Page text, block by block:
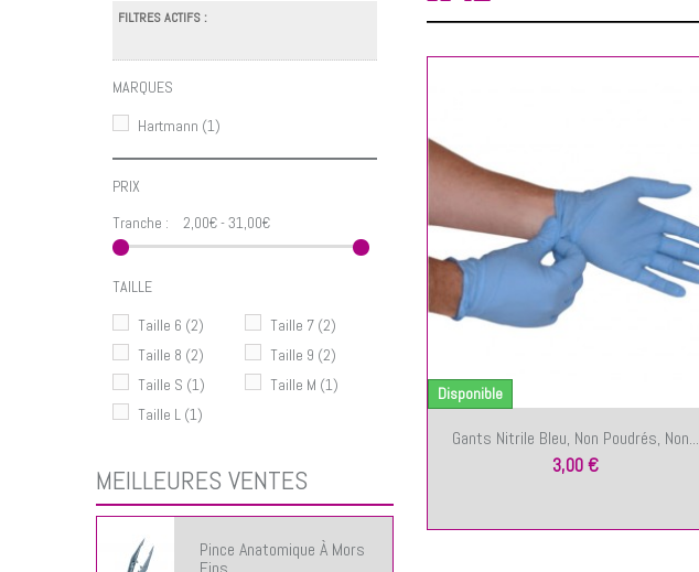
FILTRES ACTIFS :
MARQUES
Hartmann (1)
PRIX
Tranche :
2,00€ - 31,00€
TAILLE
Taille 6 (2) Taille 7 (2)
Taille 8 (2) Taille 9 (2)
Taille S (1) Taille M (1)
Taille L (1)
MEILLEURES VENTES
Pince Anatomique À Mors
Gants Nitrile Bleu, Non Poudrés, Non...
3,00 €
Disponible
AJOUTER AU PANIER